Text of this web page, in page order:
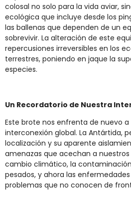
colosal no solo para la vida aviar,
ecológica que incluye desde los
las ballenas que dependen de un
sobrevivir. La alteración de este
repercusiones irreversibles en los
terrestres, poniendo en jaque la
especies.
Un Recordatorio de Nuestra
Este brote nos enfrenta de nuevo
interconexión global. La Antártida,
localización y su aparente
amenazas que acechan a nuestros
cambio climático, la
pesados, y ahora las
problemas que no conocen de